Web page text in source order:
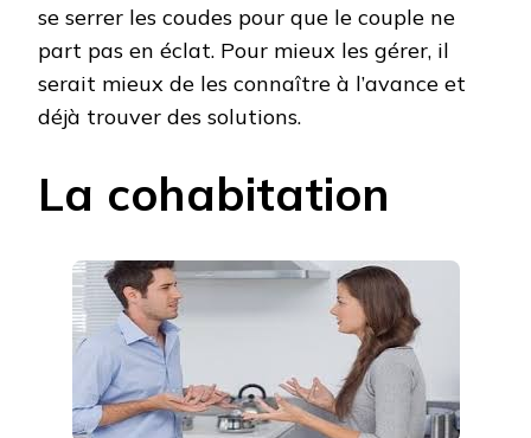
se serrer les coudes pour que le couple ne
part pas en éclat. Pour mieux les gérer, il
serait mieux de les connaître à l’avance et
déjà trouver des solutions.
La cohabitation